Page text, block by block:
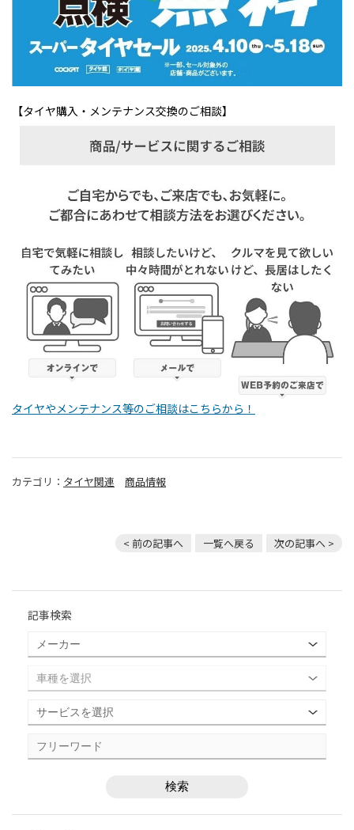
【タイヤ購入・メンテナンス交換のご相談】
タイヤやメンテナンス等のご相談はこちらから！
カテゴリ： タイヤ関連 商品情報
< 前の記事へ 一覧へ戻る 次の記事へ >
記事検索